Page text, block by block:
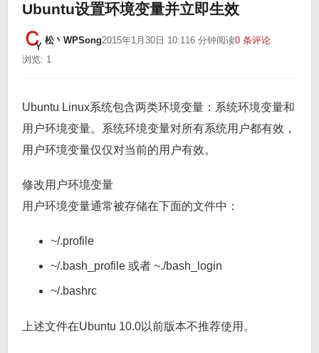
Ubuntu设置环境变量并立即生效
松丶WPSong2015年1月30日 10:116 分钟阅读0 条评论
浏览: 1
Ubuntu Linux系统包含两类环境变量：系统环境变量和
用户环境变量。系统环境变量对所有系统用户都有效，
用户环境变量仅仅对当前的用户有效。
修改用户环境变量
用户环境变量通常被存储在下面的文件中：
~/.profile
~/.bash_profile 或者 ~./bash_login
~/.bashrc
上述文件在Ubuntu 10.0以前版本不推荐使用。